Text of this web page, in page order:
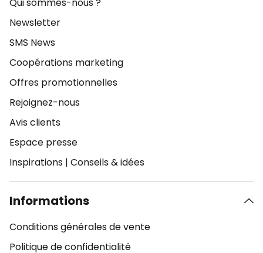
Newsletter
SMS News
Coopérations marketing
Offres promotionnelles
Rejoignez-nous
Avis clients
Espace presse
Inspirations | Conseils & idées
Informations
Conditions générales de vente
Politique de confidentialité